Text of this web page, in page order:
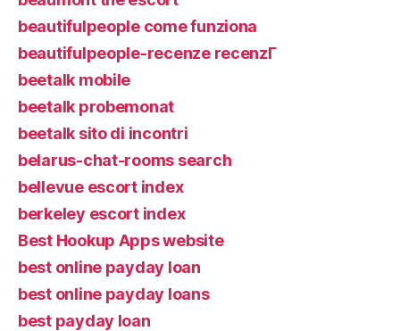
beautifulpeople come funziona
beautifulpeople-recenze recenzГ­
beetalk mobile
beetalk probemonat
beetalk sito di incontri
belarus-chat-rooms search
bellevue escort index
berkeley escort index
Best Hookup Apps website
best online payday loan
best online payday loans
best payday loan